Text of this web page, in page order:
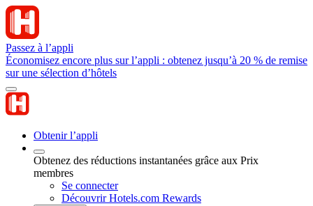
Passez à l’appli
Économisez encore plus sur l’appli : obtenez jusqu’à 20 % de remise
sur une sélection d’hôtels
Obtenir l’appli
Obtenez des réductions instantanées grâce aux Prix
membres
Se connecter
Découvrir Hotels.com Rewards